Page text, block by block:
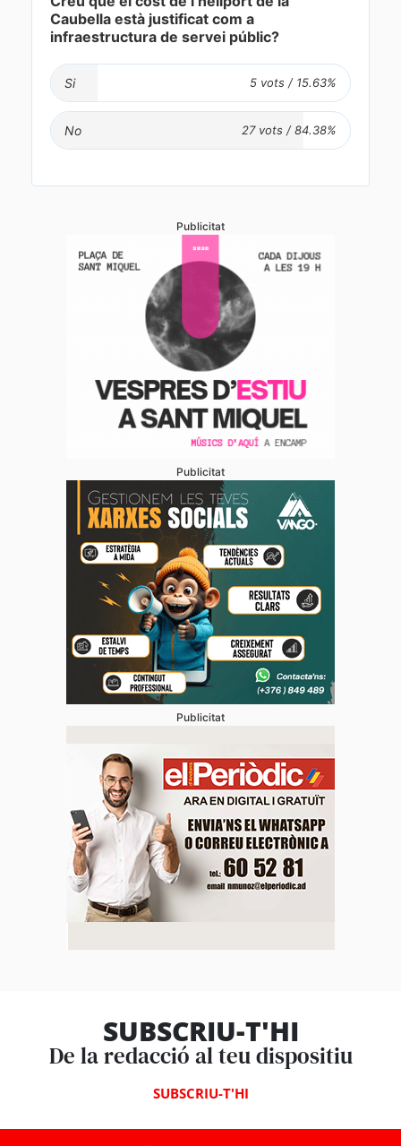
Caubella està justificat com a
infraestructura de servei públic?
Si
No
Publicitat
Publicitat
Publicitat
SUBSCRIU-T'HI
De la redacció al teu dispositiu
SUBSCRIU-T'HI